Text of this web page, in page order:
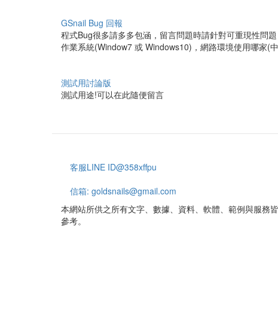
沒
有
新
GSnail Bug 回報
程式Bug很多請多多包涵，留言問題時請針對可重現性問
作業系統(Window7 或 Windows10)，網路環境使用哪家(
沒
有
章
測試用討論版
測試用途!可以在此隨便留言
Footer
menu
客服LINE ID@358xffpu
信箱: goldsnails@gmail.com
本網站所供之所有文字、數據、資料、軟體、範例與服務
參考。